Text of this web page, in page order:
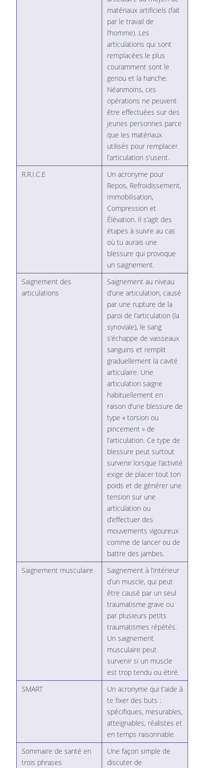
matériaux artificiels (fait
par le travail de
l’homme). Les
articulations qui sont
remplacées le plus
couramment sont le
genou et la hanche.
Néanmoins, ces
opérations ne peuvent
être effectuées sur des
jeunes personnes parce
que les matériaux
utilisés pour remplacer
l’articulation s'usent.
R.R.I.C.E
Un acronyme pour
Repos, Refroidissement,
Immobilisation,
Compression et
Élévation. Il s’agit des
étapes à suivre au cas
où tu aurais une
blessure qui provoque
un saignement.
Saignement des
articulations
Saignement au niveau
d’une articulation, causé
par une rupture de la
paroi de l’articulation (la
synoviale), le sang
s’échappe de vaisseaux
sanguins et remplit
graduellement la cavité
articulaire. Une
articulation saigne
habituellement en
raison d’une blessure de
type « torsion ou
pincement » de
l’articulation. Ce type de
blessure peut surtout
survenir lorsque l’activité
exige de placer tout ton
poids et de générer une
tension sur une
articulation ou
d’effectuer des
mouvements vigoureux
comme de lancer ou de
battre des jambes.
Saignement musculaire
Saignement à l’intérieur
d’un muscle, qui peut
être causé par un seul
traumatisme grave ou
par plusieurs petits
traumatismes répétés.
Un saignement
musculaire peut
survenir si un muscle
est trop tendu ou étiré.
SMART
Un acronyme qui t’aide à
te fixer des buts :
spécifiques, mesurables,
atteignables, réalistes et
en temps raisonnable.
Sommaire de santé en
trois phrases
Une façon simple de
discuter de